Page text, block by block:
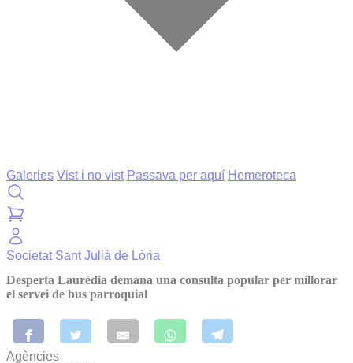
Galeries Vist i no vist Passava per aquí Hemeroteca
Societat Sant Julià de Lòria
Desperta Laurèdia demana una consulta popular per millorar
el servei de bus parroquial
Agències